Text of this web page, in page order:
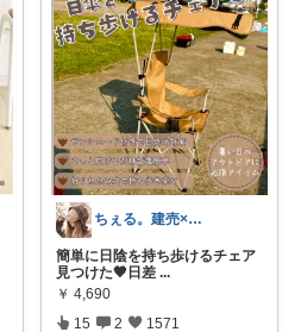
ちぇる。建売×暖色お家づくり
簡単に日陰を持ち歩けるチェア
見つけた🤎日差 ...
￥ 4,690
15 2 1571